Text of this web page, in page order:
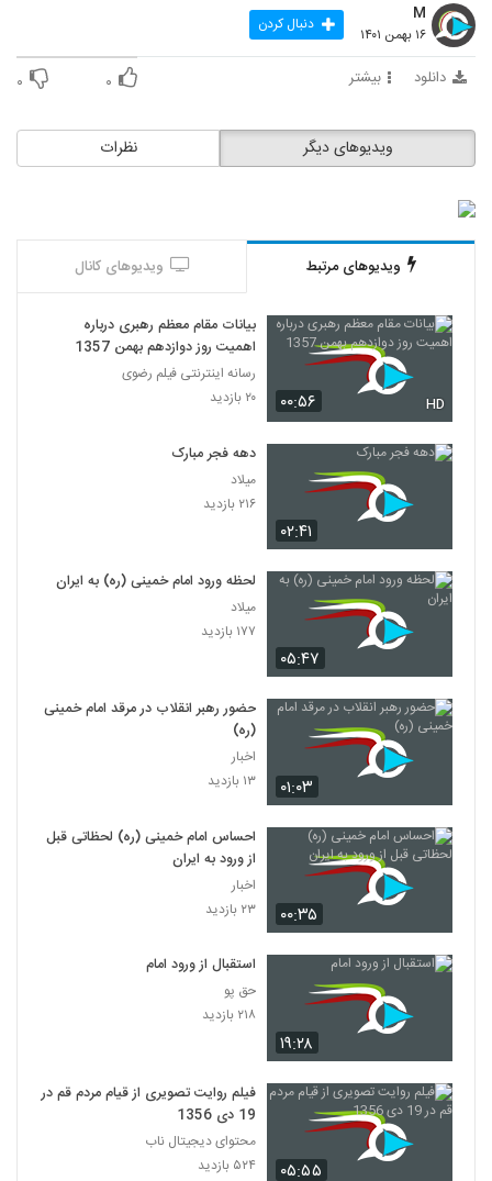
M
۱۶ بهمن ۱۴۰۱ دنبال کردن
دانلود بیشتر ۰ ۰
نظرات ویدیوهای دیگر
ویدیوهای مرتبط ویدیوهای کانال
۰۰:۵۶ HD
بیانات مقام معظم رهبری درباره
اهمیت روز دوازدهم بهمن 1357
رسانه اینترنتی فیلم رضوی
۲۰ بازدید
۰۲:۴۱
دهه فجر مبارک
میلاد
۲۱۶ بازدید
۰۵:۴۷
لحظه ورود امام خمینی (ره) به ایران
میلاد
۱۷۷ بازدید
۰۱:۰۳
حضور رهبر انقلاب در مرقد امام خمینی
(ره)
اخبار
۱۳ بازدید
۰۰:۳۵
احساس امام خمینی (ره) لحظاتی قبل
از ورود به ایران
اخبار
۲۳ بازدید
۱۹:۲۸
استقبال از ورود امام
حق پو
۲۱۸ بازدید
۰۵:۵۵
فیلم روایت تصویری از قیام مردم قم در
19 دی 1356
محتوای دیجیتال ناب
۵۲۴ بازدید